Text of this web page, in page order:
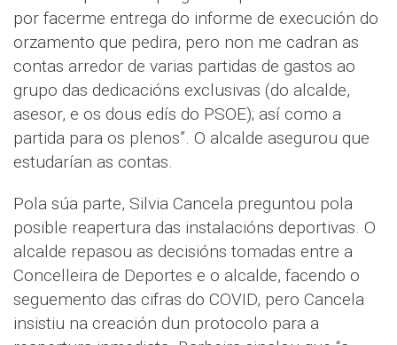
por facerme entrega do informe de execución do
orzamento que pedira, pero non me cadran as
contas arredor de varias partidas de gastos ao
grupo das dedicacións exclusivas (do alcalde,
asesor, e os dous edís do PSOE); así como a
partida para os plenos”. O alcalde asegurou que
estudarían as contas.
Pola súa parte, Silvia Cancela preguntou pola
posible reapertura das instalacións deportivas. O
alcalde repasou as decisións tomadas entre a
Concelleira de Deportes e o alcalde, facendo o
seguemento das cifras do COVID, pero Cancela
insistiu na creación dun protocolo para a